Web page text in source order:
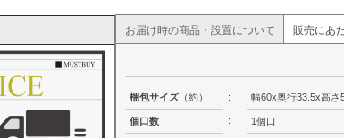
お届け時の商品・設置について 販売にあ
梱包サイズ（約） : 幅60x奥行33.5x高さ
個口数 : 1個口